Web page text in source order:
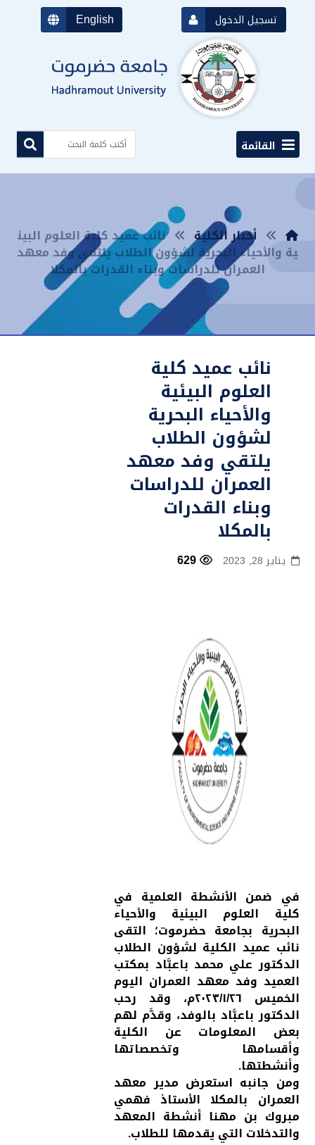
English تسجيل الدخول
القائمة
أخبار الكلية نائب عميد كلية العلوم البيئ
ية والأحياء البحرية لشؤون الطلاب يلتقي وفد معهد
العمران للدراسات وبناء القدرات بالمكلا
نائب عميد كلية
العلوم البيئية
والأحياء البحرية
لشؤون الطلاب
يلتقي وفد معهد
العمران للدراسات
وبناء القدرات
بالمكلا
يناير 28, 2023 629
في ضمن الأنشطة العلمية في
كلية العلوم البيئية والأحياء
البحرية بجامعة حضرموت؛ التقى
نائب عميد الكلية لشؤون الطلاب
الدكتور علي محمد باعبَّاد بمكتب
العميد وفد معهد العمران اليوم
الخميس ٢٠٢٣/١/٢٦م، وقد رحب
الدكتور باعبَّاد بالوفد، وقدَّم لهم
بعض المعلومات عن الكلية
وأقسامها وتخصصاتها
وأنشطتها.
ومن جانبه استعرض مدير معهد
العمران بالمكلا الأستاذ فهمي
مبروك بن مهنا أنشطة المعهد
والتدخلات التي يقدمها للطلاب.